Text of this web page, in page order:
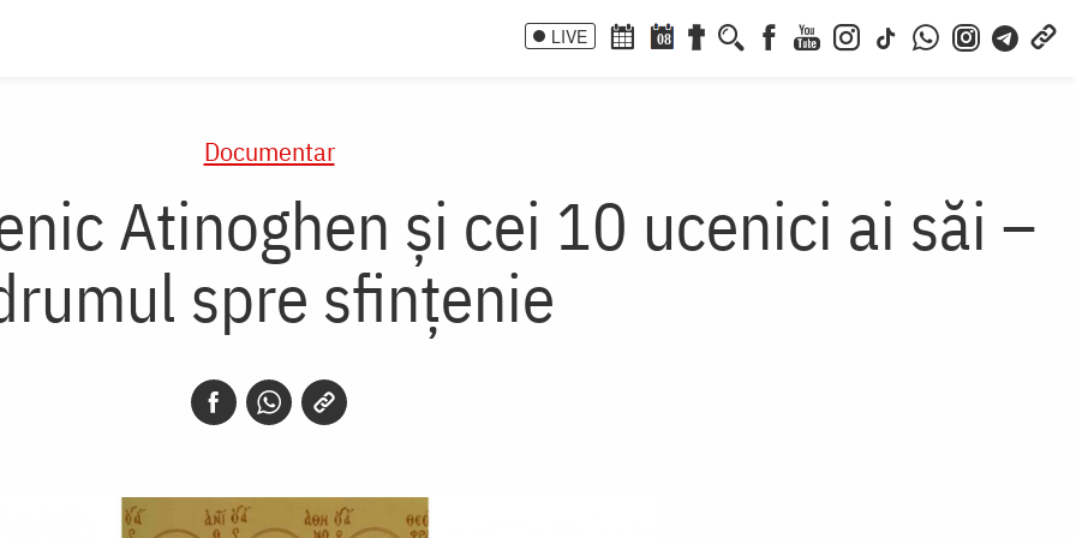
LIVE 08
Documentar
Atinoghen și cei 10 ucenici ai săi –
spre sfințenie